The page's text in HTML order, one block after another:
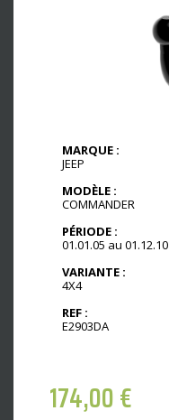
MARQUE :
JEEP
MODÈLE :
COMMANDER
PÉRIODE :
01.01.05 au 01.12.10
VARIANTE :
4X4
REF :
E2903DA
174,00€